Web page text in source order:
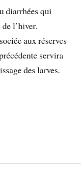
diarrhées qui
l’hiver.
aux réserves
servira
des larves.